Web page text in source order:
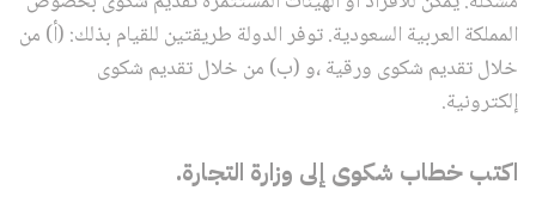
المملكة العربية السعودية. توفر الدولة طريقتين للقيام بذلك: (أ) من
خلال تقديم شكوى ورقية ،و (ب) من خلال تقديم شكوى
إلكترونية.
اكتب خطاب شكوى إلى وزارة التجارة.